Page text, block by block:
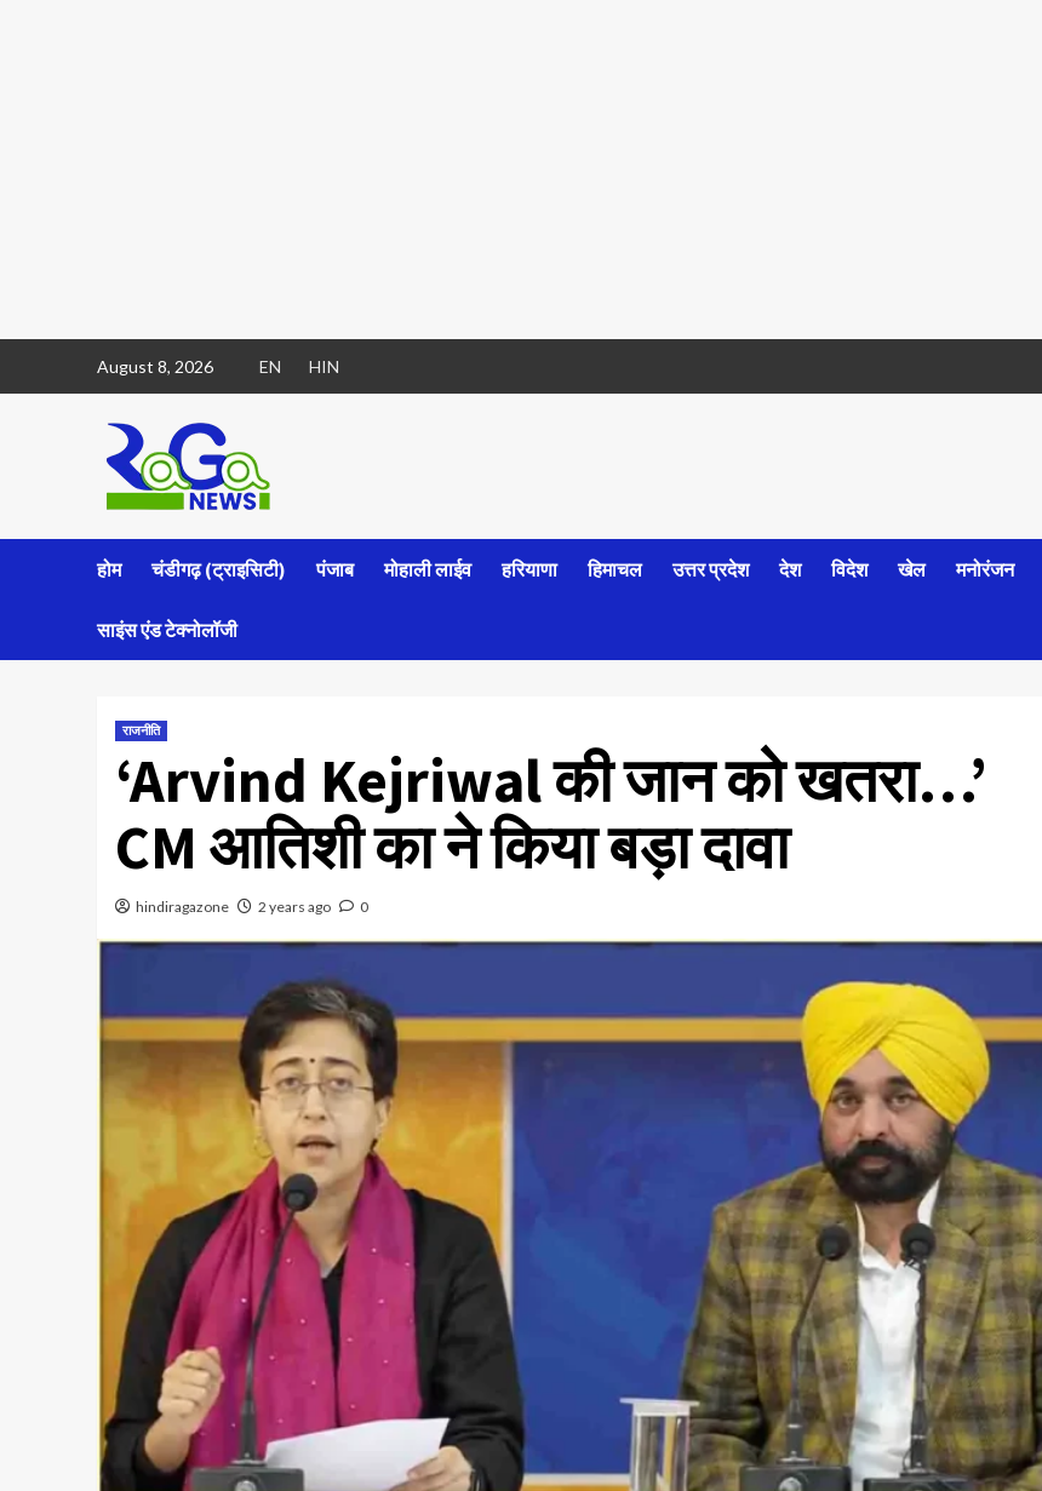
August 8, 2026 EN HIN
होम चंडीगढ़ (ट्राइसिटी) पंजाब मोहाली लाईव हरियाणा हिमाचल उत्तर प्रदेश देश विदेश खेल मनोरंजन
साइंस एंड टेक्नोलॉजी
राजनीति
‘Arvind Kejriwal की जान को खतरा…’
CM आतिशी का ने किया बड़ा दावा
hindiragazone 2 years ago 0